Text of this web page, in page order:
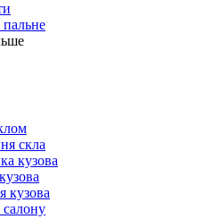
скла
кузова
кузова